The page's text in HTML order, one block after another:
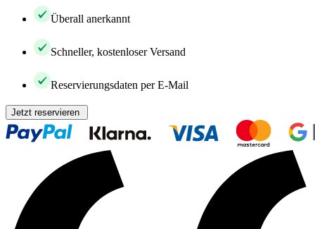
Überall anerkannt
Schneller, kostenloser Versand
Reservierungsdaten per E-Mail
Jetzt reservieren